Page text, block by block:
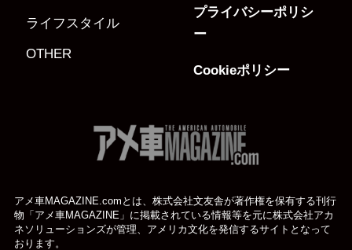
ライフスタイル
OTHER
プライバシーポリシ
ー
Cookieポリシー
アメ車MAGAZINE.comとは、株式会社文友舎が著作権を保有する刊行
物「アメ車MAGAZINE」に掲載されている情報等を元に株式会社アカ
ネソリューションズが管理、アメリカ文化を発信するサイトとなって
おります。